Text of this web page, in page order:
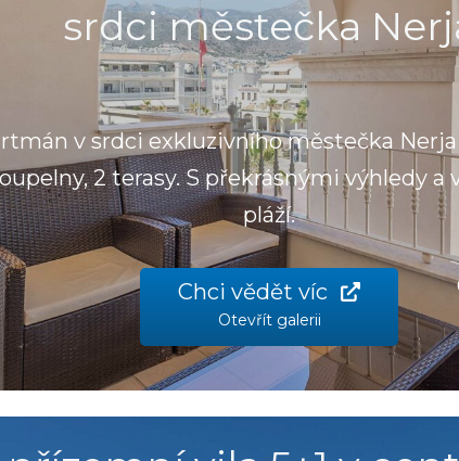
srdci městečka
v srdci exkluzivního městečka Nerja
2 terasy. S překrásnými výhledy a
pláží.
Chci vědět víc
Otevřít galerii